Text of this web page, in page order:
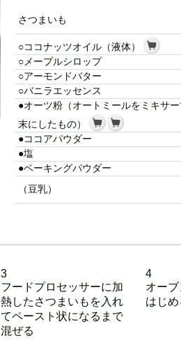
さつまいも
○ココナッツオイル（液体）
○メープルシロップ
○アーモンドバター
○バニラエッセンス
●オーツ粉（オートミールをミキサ
末にしたもの）
●ココアパウダー
●塩
●ベーキングパウダー
（豆乳）
3
フードプロセッサーに加
熱したさつまいもを入れ
てペースト状になるまで
混ぜる
4
オー
はじめ